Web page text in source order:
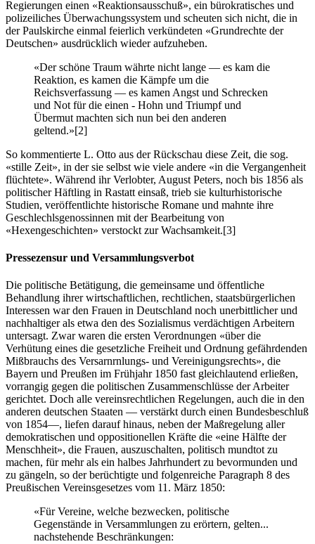
Regierungen einen «Reaktionsausschuß», ein bürokratisches und
polizeiliches Überwachungssystem und scheuten sich nicht, die in
der Paulskirche einmal feierlich verkündeten «Grundrechte der
Deutschen» ausdrücklich wieder aufzuheben.
«Der schöne Traum währte nicht lange — es kam die
Reaktion, es kamen die Kämpfe um die
Reichsverfassung — es kamen Angst und Schrecken
und Not für die einen - Hohn und Triumpf und
Übermut machten sich nun bei den anderen
geltend.»[2]
So kommentierte L. Otto aus der Rückschau diese Zeit, die sog.
«stille Zeit», in der sie selbst wie viele andere «in die Vergangenheit
flüchtete». Während ihr Verlobter, August Peters, noch bis 1856 als
politischer Häftling in Rastatt einsaß, trieb sie kulturhistorische
Studien, veröffentlichte historische Romane und mahnte ihre
Geschlechlsgenossinnen mit der Bearbeitung von
«Hexengeschichten» verstockt zur Wachsamkeit.[3]
Pressezensur und Versammlungsverbot
Die politische Betätigung, die gemeinsame und öffentliche
Behandlung ihrer wirtschaftlichen, rechtlichen, staatsbürgerlichen
Interessen war den Frauen in Deutschland noch unerbittlicher und
nachhaltiger als etwa den des Sozialismus verdächtigen Arbeitern
untersagt. Zwar waren die ersten Verordnungen «über die
Verhütung eines die gesetzliche Freiheit und Ordnung gefährdenden
Mißbrauchs des Versarnrnlungs- und Vereinigungsrechts», die
Bayern und Preußen im Frühjahr 1850 fast gleichlautend erließen,
vorrangig gegen die politischen Zusammenschlüsse der Arbeiter
gerichtet. Doch alle vereinsrechtlichen Regelungen, auch die in den
anderen deutschen Staaten — verstärkt durch einen Bundesbeschluß
von 1854—, liefen darauf hinaus, neben der Maßregelung aller
demokratischen und oppositionellen Kräfte die «eine Hälfte der
Menschheit», die Frauen, auszuschalten, politisch mundtot zu
machen, für mehr als ein halbes Jahrhundert zu bevormunden und
zu gängeln, so der berüchtigte und folgenreiche Paragraph 8 des
Preußischen Vereinsgesetzes vom 11. März 1850:
«Für Vereine, welche bezwecken, politische
Gegenstände in Versammlungen zu erörtern, gelten...
nachstehende Beschränkungen: